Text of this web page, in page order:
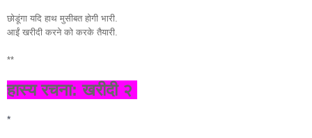
छोडूंगा यदि हाथ मुसीबत होगी भारी.
आईं खरीदी करने को करके तैयारी.
**
हास्य रचना: खरीदी २
*